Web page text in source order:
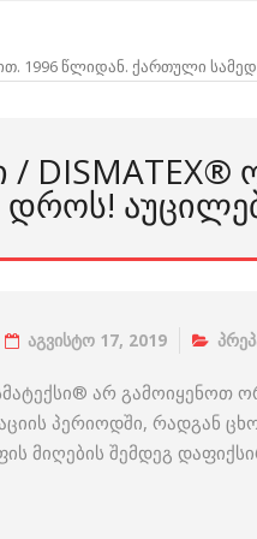
1996 წლიდან. ქართული
/
ᲓᲠᲝᲡ!
აგვისტო 17, 2019
არ გამოიყენოთ
პერიოდში, რადგან
მიღების შემდეგ